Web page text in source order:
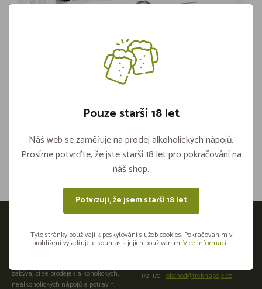
Sudlička Tradičně SADA (OKP)
Sdílejte na sítích
zabývající se prodejek alkoholických,
nealkoholických nápojů a potravin.
Otevírací doba
372 370 -obchod@treknapoje.cz
Pouze starší 18 let
Náš web se zaměřuje na prodej alkoholických nápojů.
Prosíme potvrďte, že jste starší 18 let pro pokračování na
náš shop.
Potvrzuji, že jsem starší 18 let
Tyto stránky používají k poskytování služeb cookies. Pokračováním v
prohlížení vyjadřujete souhlas s jejich používáním.Více informací...